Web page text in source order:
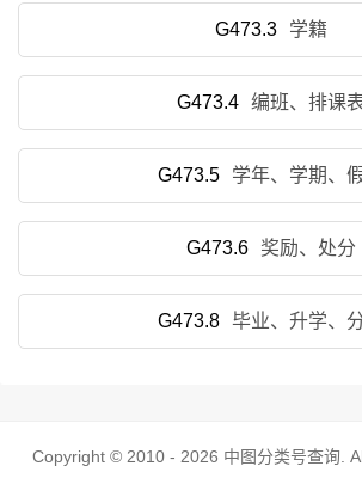
G473.3 学籍
G473.4 编班、排课
G473.5 学年、学期、
G473.6 奖励、处分
G473.8 毕业、升学、
Copyright © 2010 - 2026 中图分类号查询 .